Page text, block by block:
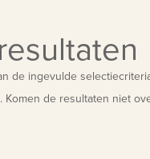
de ingevulde
Komen de resultaten niet